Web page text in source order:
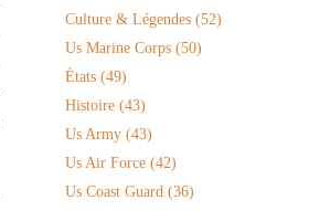
Culture & Légendes (52)
Us Marine Corps (50)
États (49)
Histoire (43)
Us Army (43)
Us Air Force (42)
Us Coast Guard (36)